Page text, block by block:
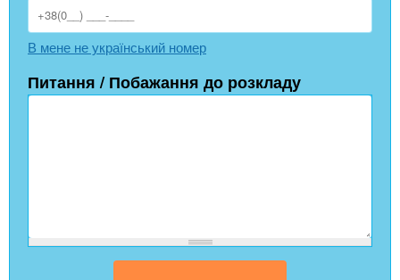
В мене не український номер
Питання / Побажання до розкладу